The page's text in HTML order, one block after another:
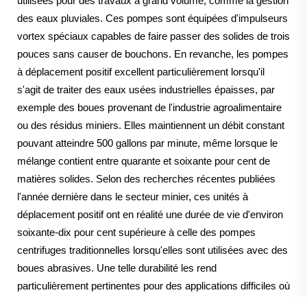
des eaux pluviales. Ces pompes sont équipées d'impulseurs
vortex spéciaux capables de faire passer des solides de trois
pouces sans causer de bouchons. En revanche, les pompes
à déplacement positif excellent particulièrement lorsqu'il
s'agit de traiter des eaux usées industrielles épaisses, par
exemple des boues provenant de l'industrie agroalimentaire
ou des résidus miniers. Elles maintiennent un débit constant
pouvant atteindre 500 gallons par minute, même lorsque le
mélange contient entre quarante et soixante pour cent de
matières solides. Selon des recherches récentes publiées
l'année dernière dans le secteur minier, ces unités à
déplacement positif ont en réalité une durée de vie d'environ
soixante-dix pour cent supérieure à celle des pompes
centrifuges traditionnelles lorsqu'elles sont utilisées avec des
boues abrasives. Une telle durabilité les rend
particulièrement pertinentes pour des applications difficiles où